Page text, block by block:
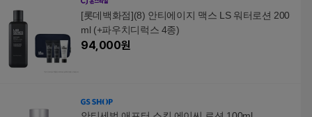
[롯데백화점](8) 안티에이지 맥스 LS 워터로션 200
ml (+파우치디럭스 4종)
94,000원